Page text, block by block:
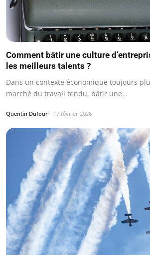
Comment bâtir une culture
les meilleurs talents ?
Dans un contexte économique toujours
marché du travail tendu, bâtir une…
Quentin Dufour 17 février 2026